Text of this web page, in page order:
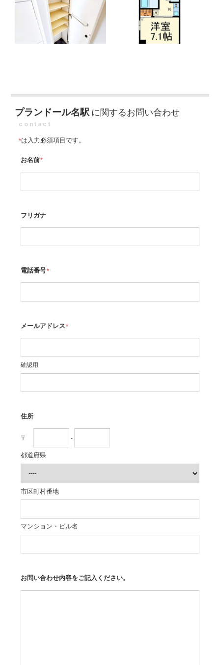
プランドール名駅 に関するお問い合わせ
contact
*は入力必須項目です。
お名前*
フリガナ
電話番号*
メールアドレス*
確認用
住所
〒 -
都道府県
市区町村番地
マンション・ビル名
お問い合わせ内容をご記入ください。